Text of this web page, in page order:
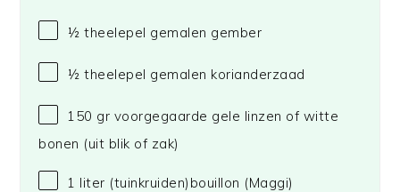
½ theelepel gemalen gember
½ theelepel gemalen korianderzaad
150 gr voorgegaarde gele linzen of witte
bonen (uit blik of zak)
1 liter (tuinkruiden)bouillon (Maggi)